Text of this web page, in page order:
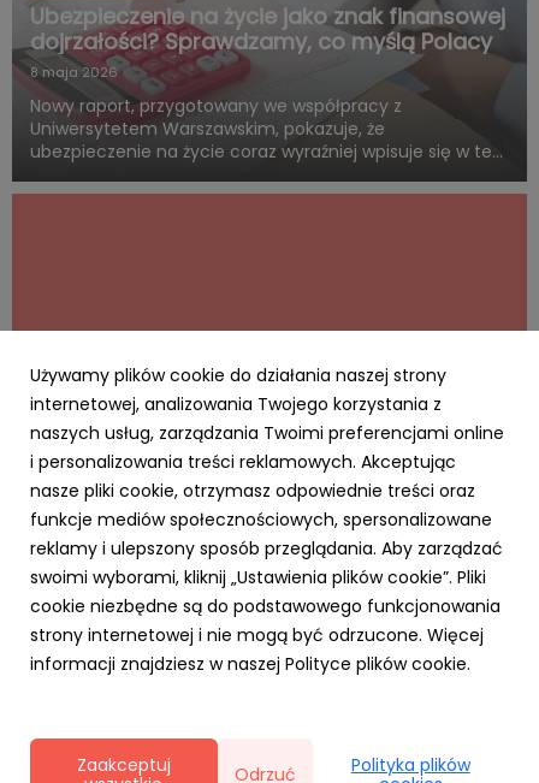
Ubezpieczenie na życie jako znak finansowej
dojrzałości? Sprawdzamy, co myślą Polacy
8 maja 2026
Nowy raport, przygotowany we współpracy z
Uniwersytetem Warszawskim, pokazuje, że
ubezpieczenie na życie coraz wyraźniej wpisuje się w ten
odpowiedzialność i rozsądne planowanie przyszłości.
AKTUALNOŚCI
Cyfrowy Biznes się opłaca – rusza
kampania MRiT i NASK dla MŚP. Za realizację
odpowiada RO
20 kwietnia 2026
Agencja Ro na zlecenie Ministerstwa Rozwoju i
Technologii realizuje kampanię „Cyfrowy Biznes”.
Inicjatywa skierowana do sektora MŚP promuje
Działania zaplanowan...
Używamy plików cookie do działania naszej strony
internetowej, analizowania Twojego korzystania z
naszych usług, zarządzania Twoimi preferencjami online
i personalizowania treści reklamowych. Akceptując
nasze pliki cookie, otrzymasz odpowiednie treści oraz
funkcje mediów społecznościowych, spersonalizowane
reklamy i ulepszony sposób przeglądania. Aby zarządzać
swoimi wyborami, kliknij „Ustawienia plików cookie”. Pliki
cookie niezbędne są do podstawowego funkcjonowania
strony internetowej i nie mogą być odrzucone. Więcej
informacji znajdziesz w naszej Polityce plików cookie.
Zaakceptuj
Odrzuć
Polityka plików